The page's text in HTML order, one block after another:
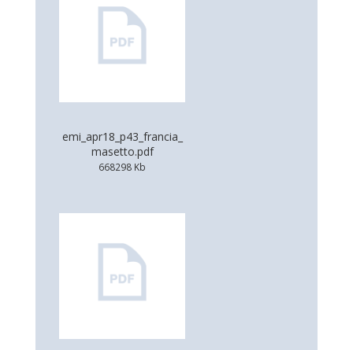
emi_apr18_p43_francia_
masetto.pdf
668298 Kb